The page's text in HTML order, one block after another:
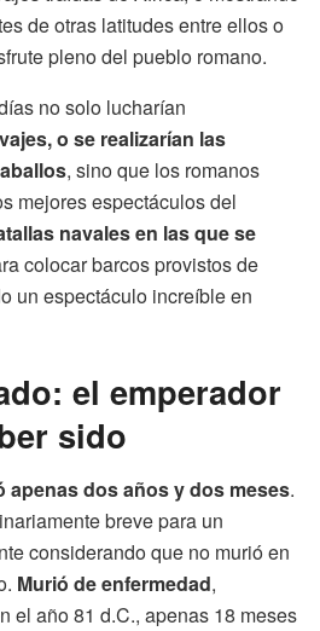
de otras latitudes entre ellos o
pleno del pueblo romano.
no solo lucharían
o se realizarían las
, sino que los romanos
mejores espectáculos del
navales en las que se
colocar barcos provistos de
un espectáculo increíble en
el emperador
sido
apenas dos años y dos meses.
breve para un
considerando que no murió en
Murió de enfermedad,
el año 81 d.C., apenas 18 meses